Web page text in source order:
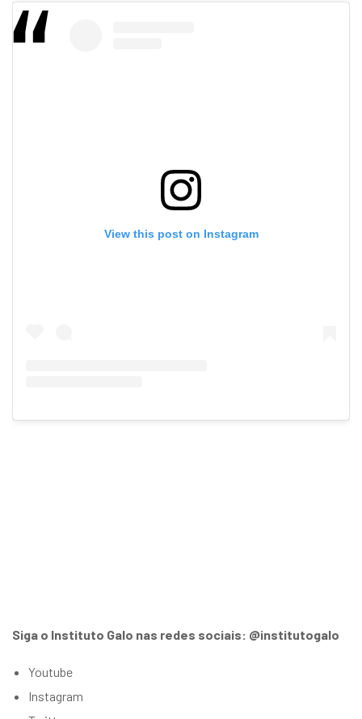
View this post on Instagram
Siga o Instituto Galo nas redes sociais: @institutogalo
Youtube
Instagram